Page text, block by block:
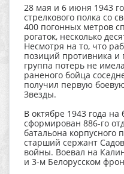
28 мая и 6 июня 1943
стрелкового полка со
400 погонных метров
рогаток, несколько
Несмотря на то, что
позиций противника и
группа потерь не
раненого бойца
получил первую
Звезды.
В октябре 1943 года на
сформирован 886-го
батальона корпусного
старший сержант
войны. Воевал на
и 3-м Белорусском